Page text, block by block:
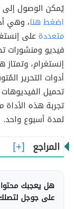
يُمكن الوصول إلى
اضغط هنا، وهي
متعددةعلى
فيديو ومنشورات
إنستغرام، وتمتاز
أدوات التحرير
تحميل
تجربة هذه
لمدة أسبوع واحد.
المراجع
هل يعجبك
على جوجل لتصلك